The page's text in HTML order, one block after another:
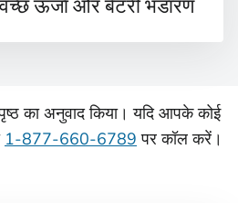
ऊर्जा और बैटरी भंडारण
का अनुवाद किया। यदि आपके कोई
1-877-660-6789 पर कॉल करें।